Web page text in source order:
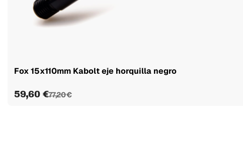
Fox 15x110mm Kabolt eje horquilla negro
59,60 €77,20 €